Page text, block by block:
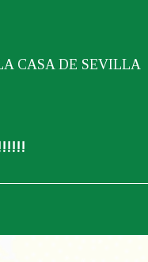
CASA DE SEVILLA